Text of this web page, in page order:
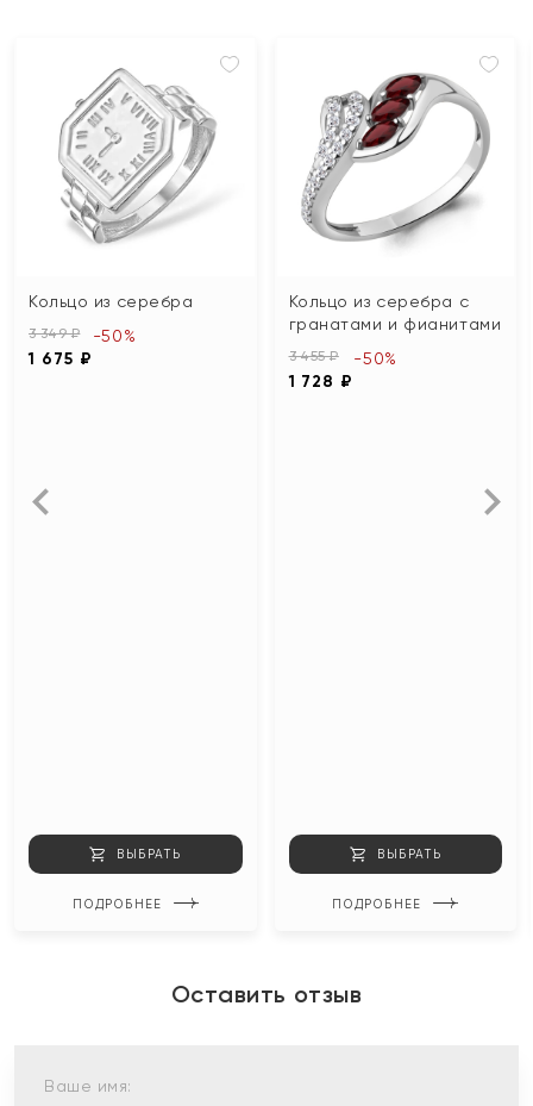
Кольцо из серебра
3 349 ₽
1 675 ₽
-50%
ВЫБРАТЬ
ПОДРОБНЕЕ
Кольцо из серебра с
гранатами и фианитами
3 455 ₽
1 728 ₽
-50%
ВЫБРАТЬ
ПОДРОБНЕЕ
Оставить отзыв
Ваше имя: